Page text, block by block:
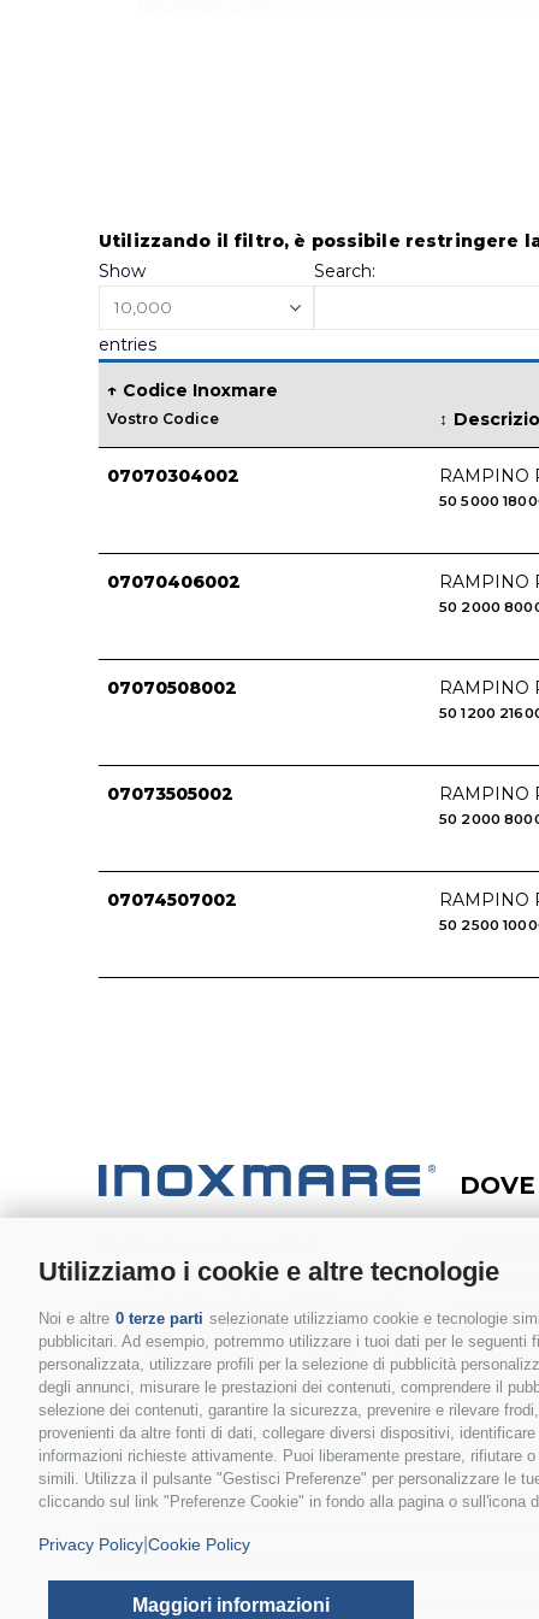
Utilizziamo i cookie e altre tecnologie
Noi e altre 0 terze parti selezionate utilizziamo cookie e tecnologie
pubblicitari. Ad esempio, potremmo utilizzare i tuoi dati per le
personalizzata, utilizzare profili per la selezione di pubblicità
degli annunci, misurare le prestazioni dei contenuti, comprendere il
selezione dei contenuti, garantire la sicurezza, prevenire e rilevare
provenienti da altre fonti di dati, collegare diversi dispositivi,
informazioni richieste attivamente. Puoi liberamente prestare,
simili. Utilizza il pulsante "Gestisci Preferenze" per personalizzare le
cliccando sul link "Preferenze Cookie" in fondo alla pagina o
Privacy Policy Cookie Policy
Maggiori informazioni
to
the
the
gallery
Utilizzando il filtro, è possibile restringere
Show
entries
Search:
Codice Inoxmare
Vostro Codice
07070304002 RAMPINO
505000
07070406002 RAMPINO
50 2000
07070508002 RAMPINO
501200
07073505002 RAMPINO
50 2000
07074507002 RAMPINO
50 2500
collegamento, accessori nautici,
per impianti fotovoltaiciin tutto il
mondo. Tutti i nostri prodotti (eccetto
profili e morsetteria Solar - in Alluminio)
sono realizzati esclusivamente in
acciaio inossidabile.
Via
47924 |
Via
40053 |
(BO) |